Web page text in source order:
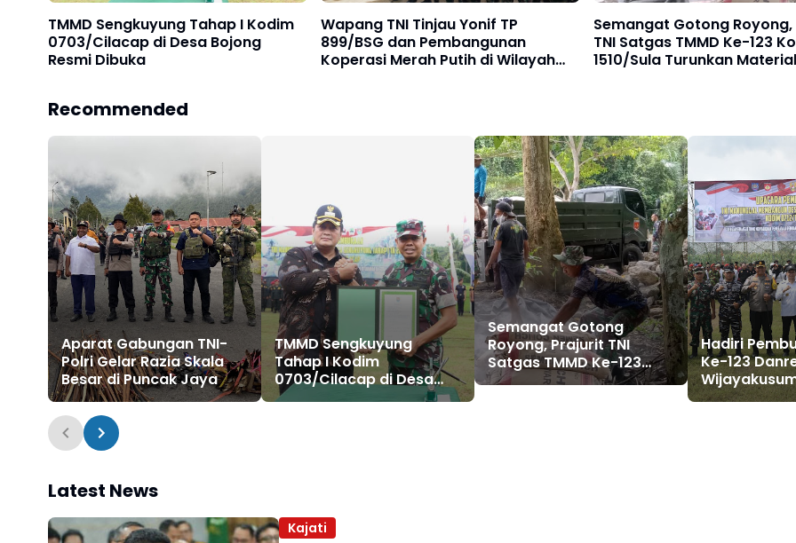
TMMD Sengkuyung Tahap I Kodim
0703/Cilacap di Desa Bojong
Resmi Dibuka
Wapang TNI Tinjau Yonif TP
899/BSG dan Pembangunan
Koperasi Merah Putih di Wilayah
Semangat Gotong
TNI Satgas TMMD Ke-123
1510/Sula Turunkan
Recommended
Aparat Gabungan TNI-
Polri Gelar Razia Skala
Besar di Puncak Jaya
TMMD Sengkuyung
Tahap I Kodim
0703/Cilacap di Desa
Bojong Resmi Dibuka
Semangat Gotong
Royong, Prajurit TNI
Satgas TMMD Ke-123
Kodim 1510/Sula
Hadiri
Ke-123 Danrem
Prajuritnya
Latest News
Kajati